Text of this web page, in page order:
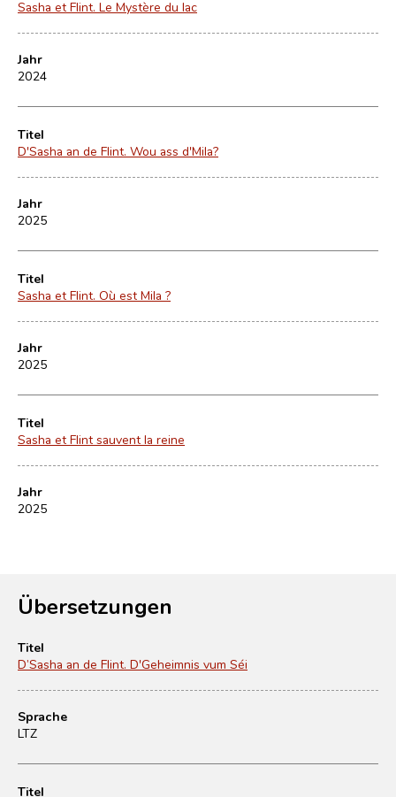
Sasha et Flint. Le Mystère du lac
Jahr
2024
Titel
D'Sasha an de Flint. Wou ass d'Mila?
Jahr
2025
Titel
Sasha et Flint. Où est Mila ?
Jahr
2025
Titel
Sasha et Flint sauvent la reine
Jahr
2025
Übersetzungen
Titel
D’Sasha an de Flint. D'Geheimnis vum Séi
Sprache
LTZ
Titel